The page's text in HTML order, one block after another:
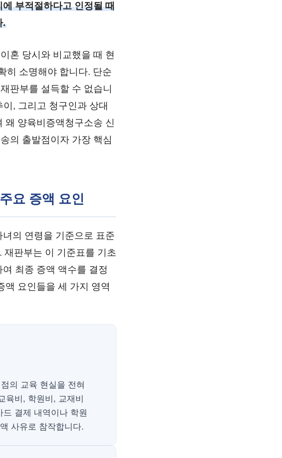
부적절하다고 인정될 때
.
혼 당시와 비교했을 때 현
히 소명해야 합니다. 단순
판부를 설득할 수 없습니
, 그리고 청구인과 상대
왜 양육비증액청구소송 신
의 출발점이자 가장 핵심
요 증액 요인
의 연령을 기준으로 표준
판부는 이 기준표를 기초
최종 증액 액수를 결정
액 요인들을 세 가지 영역
의 교육 현실을 전혀
육비, 학원비, 교재비
결제 내역이나 학원
사유로 참작합니다.